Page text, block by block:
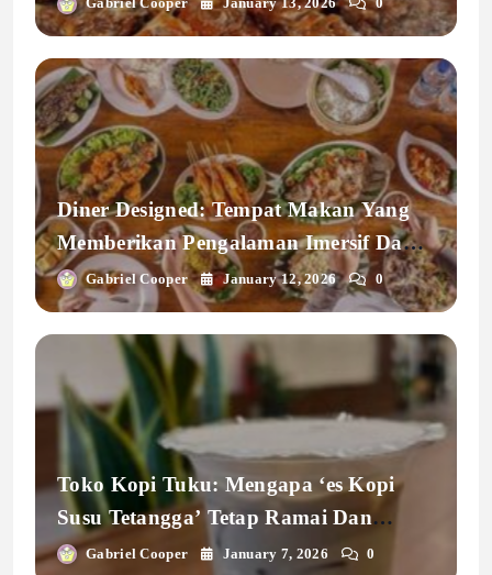
Diner Designed: Tempat Makan Yang
Memberikan Pengalaman Imersif Dan
Personal, Cocok Untuk Gen Z!
Gabriel Cooper January 12, 2026 0
Toko Kopi Tuku: Mengapa ‘es Kopi
Susu Tetangga’ Tetap Ramai Dan
Paling Dicari Setiap Hari?
Gabriel Cooper January 7, 2026 0